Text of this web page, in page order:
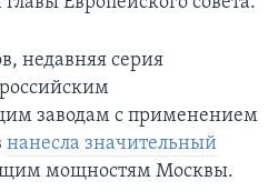
недавняя серия
заводам с применением
нанесла значительный
мощностям Москвы.